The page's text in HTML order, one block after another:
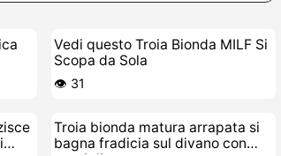
Vedi questo Troia Bionda MILF Si
Scopa da Sola
👁️ 31
Troia bionda matura arrapata si
bagna fradicia sul divano con